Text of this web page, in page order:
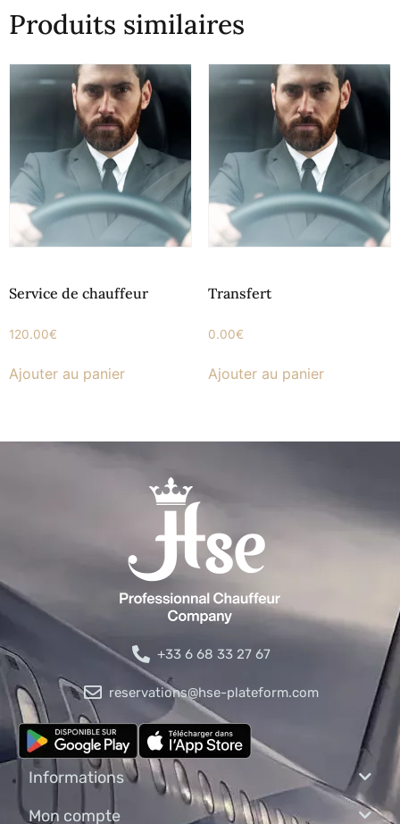
Produits similaires
Service de chauffeur
120.00€
Ajouter au panier
Transfert
0.00€
Ajouter au panier
+33 6 68 33 27 67
reservations@hse-plateform.com
Informations
Mon compte